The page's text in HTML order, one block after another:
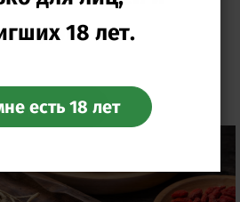
излишнему шелушению
этом женьшеневая косметика
Пользоваться ее могут даже
кожи.
скидок
Перейти
18 лет.
есть 18 лет